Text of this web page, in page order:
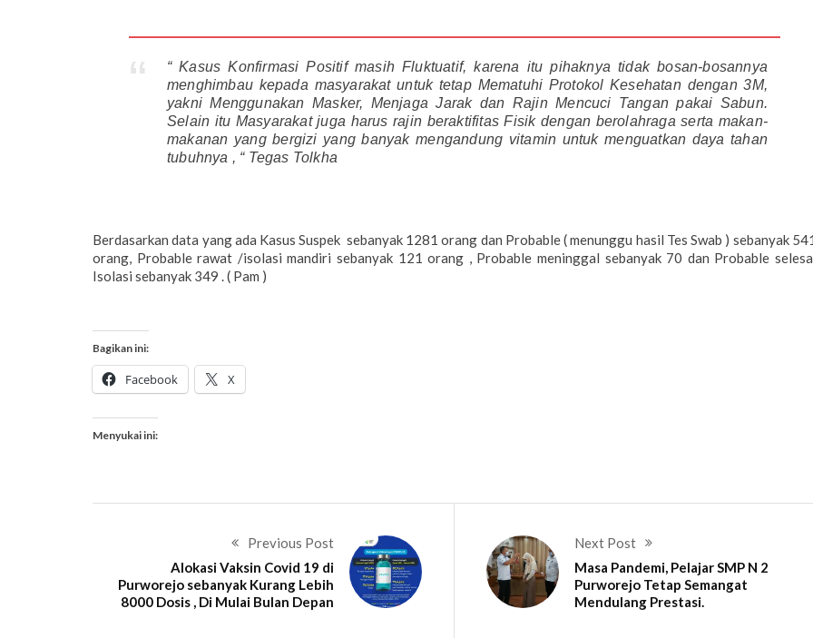
“ Kasus Konfirmasi Positif masih Fluktuatif, karena itu pihaknya tidak bosan-bosannya
menghimbau kepada masyarakat untuk tetap Mematuhi Protokol Kesehatan dengan 3M,
yakni Menggunakan Masker, Menjaga Jarak dan Rajin Mencuci Tangan pakai Sabun.
Selain itu Masyarakat juga harus rajin beraktifitas Fisik dengan berolahraga serta makan-
makanan yang bergizi yang banyak mengandung vitamin untuk menguatkan daya tahan
tubuhnya , “ Tegas Tolkha
Berdasarkan data yang ada Kasus Suspek sebanyak 1281 orang dan Probable ( menunggu hasil Tes Swab ) sebanyak
orang, Probable rawat /isolasi mandiri sebanyak 121 orang , Probable meninggal sebanyak 70 dan Probable
Isolasi sebanyak 349 . ( Pam )
Bagikan ini:
Facebook X
Menyukai ini:
Previous Post
Alokasi Vaksin Covid 19 di
Purworejo sebanyak Kurang Lebih
8000 Dosis , Di Mulai Bulan Depan
Next Post
Masa Pandemi, Pelajar SMP N 2
Purworejo Tetap Semangat
Mendulang Prestasi.